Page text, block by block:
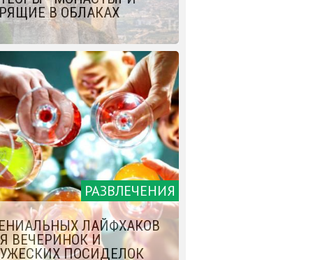
В ОБЛАКАХ
РАЗВЛЕЧЕНИЯ
ЛАЙФХАКОВ
ВЕЧЕРИНОК И
ПОСИДЕЛОК